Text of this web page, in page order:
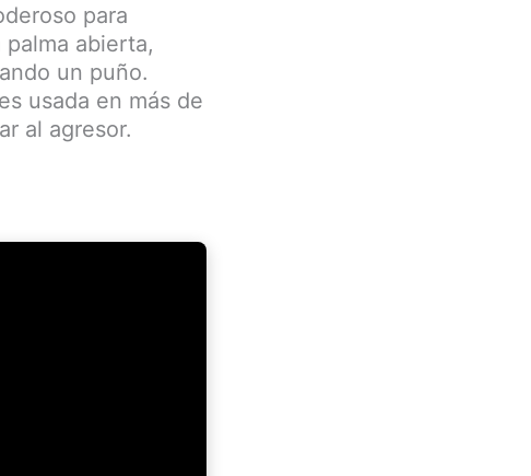
para
abierta,
un puño.
usada en más de
al agresor.